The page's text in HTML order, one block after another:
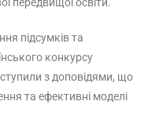
підсумків та
конкурсу
з доповідями, що
та ефективні моделі